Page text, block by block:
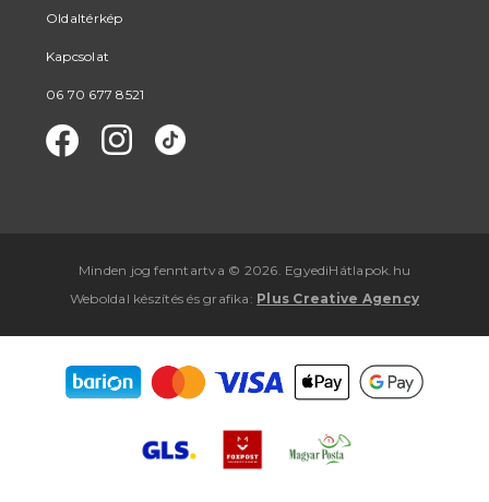
Oldaltérkép
Kapcsolat
06 70 677 8521
Minden jog fenntartva © 2026. EgyediHátlapok.hu
Weboldal készítés ésgrafika : Plus Creative Agency